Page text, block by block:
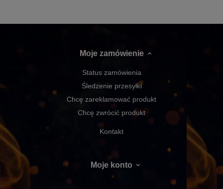
Moje zamówienie
Status zamówienia
Śledzenie przesyłki
Chcę zareklamować produkt
Chcę zwrócić produkt
Kontakt
Moje konto